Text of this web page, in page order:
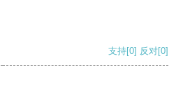
支持[0] 反对[0]